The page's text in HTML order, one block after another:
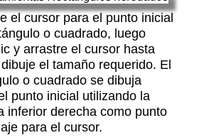
el cursor para el punto inicial
o cuadrado, luego
y arrastre el cursor hasta
el tamaño requerido. El
o cuadrado se dibuja
punto inicial utilizando la
inferior derecha como punto
para el cursor.